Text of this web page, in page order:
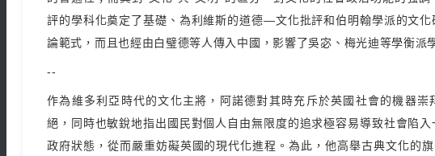
評的學科化奠定了基礎、為利維斯的道德—文化批評和伯明翰學派的文化
論範式，而且也經由白璧德等人傳入中國，影響了吳宓、梅光迪等學衡派
--
作為維多利亞時代的文化主將，阿諾德對其時充斥於英國社會的機器崇
絕，同時也敏銳地指出國民對個人自由無限度的追求極容易導致社會陷
政府狀態，從而嚴重妨礙英國的現代化進程。為此，他高舉古典文化的旗